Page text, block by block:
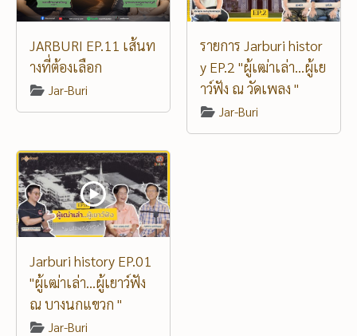
JARBURI EP.11 เส้นท
างที่ต้องเลือก
Jar-Buri
รายการ Jarburi histor
y EP.2 "ผู้เฒ่าเล่า...ผู้เย
าว์ฟัง ณ วัดเพลง "
Jar-Buri
Jarburi history EP.01
"ผู้เฒ่าเล่า...ผู้เยาว์ฟัง
ณ บางนกแขวก "
Jar-Buri